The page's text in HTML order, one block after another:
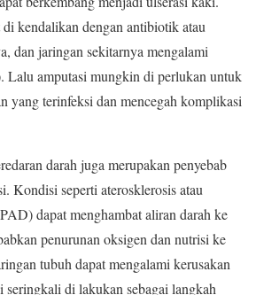
kendalikan dengan antibiotik atau
dan jaringan sekitarnya mengalami
Lalu amputasi mungkin di perlukan untuk
yang terinfeksi dan mencegah komplikasi
darah juga merupakan penyebab
Kondisi seperti aterosklerosis atau
dapat menghambat aliran darah ke
penurunan oksigen dan nutrisi ke
tubuh dapat mengalami kerusakan
seringkali di lakukan sebagai langkah